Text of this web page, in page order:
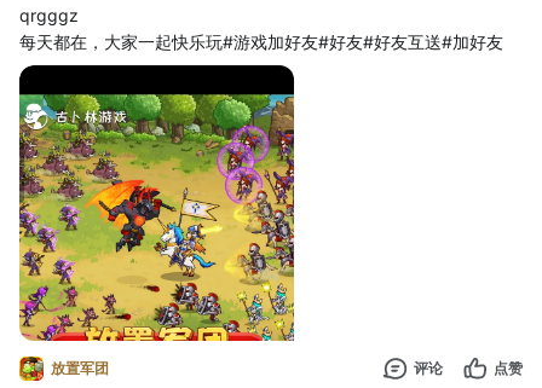
qrgggz
每天都在，大家一起快乐玩#游戏加好友#好友#好友互送#加好友
放置军团 评论 点赞